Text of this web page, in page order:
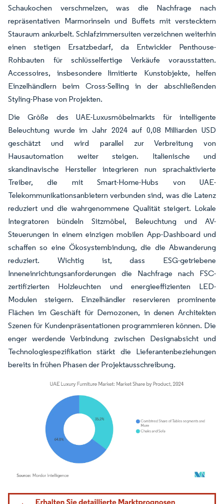
Schaukochen verschmelzen, was die Nachfrage nach
repräsentativen Marmorinseln und Buffets mit verstecktem
Stauraum ankurbelt. Schlafzimmersuiten verzeichnen weiterhin
einen stetigen Ersatzbedarf, da Entwickler Penthouse-
Rohbauten für schlüsselfertige Verkäufe vorausstatten.
Accessoires, insbesondere limitierte Kunstobjekte, helfen
Einzelhändlern beim Cross-Selling in der abschließenden
Styling-Phase von Projekten.
Die Größe des UAE-Luxusmöbelmarkts für intelligente
Beleuchtung wurde im Jahr 2024 auf 0,08 Milliarden USD
geschätzt und wird parallel zur Verbreitung von
Hausautomation weiter steigen. Italienische und
skandinavische Hersteller integrieren nun sprachaktivierte
Treiber, die mit Smart-Home-Hubs von UAE-
Telekommunikationsanbietern verbunden sind, was die Latenz
reduziert und die wahrgenommene Qualität steigert. Lokale
Integratoren bündeln Sitzmöbel, Beleuchtung und AV-
Steuerungen in einem einzigen mobilen App-Dashboard und
schaffen so eine Ökosystembindung, die die Abwanderung
reduziert. Wichtig ist, dass ESG-getriebene
Inneneinrichtungsanforderungen die Nachfrage nach FSC-
zertifizierten Holzleuchten und energieeffizienten LED-
Modulen steigern. Einzelhändler reservieren prominente
Flächen im Geschäft für Demozonen, in denen Architekten
Szenen für Kundenpräsentationen programmieren können. Die
enger werdende Verbindung zwischen Designabsicht und
Technologiespezifikation stärkt die Lieferantenbeziehungen
bereits in frühen Phasen der Projektausschreibung.
Bild © Mordor Intelligence. Wiederverwendung erfordert Namensnennung gemäß